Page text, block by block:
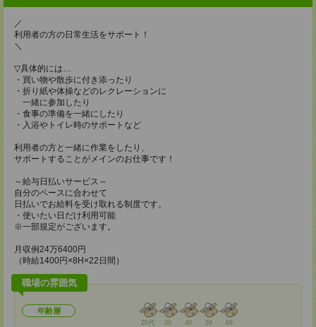
／
利用者の方の日常生活をサポート！
＼
▽具体的には…
・買い物や散歩に付き添ったり
・折り紙や体操などのレクレーションに
一緒に参加したり
・食事の準備を一緒にしたり
・入浴やトイレ時のサポートなど
利用者の方と一緒に作業をしたり、
サポートすることがメインのお仕事です！
～給与日払いサービス～
自分のペースに合わせて
日払いでお給料を受け取れる制度です。
・使いたい日だけ利用可能
※一部規定がございます。
月収例24万6400円
（時給1400円×8H×22日間）
職場の雰囲気
年齢層
20代 30 40 50 60